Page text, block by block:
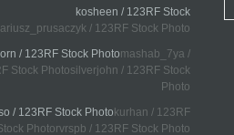
kosheen / 123RF Stock
/ 123RF Stock Photo
/ 123RF Stock Photomashab_7ya /
Stock Photosilverjohn / 123RF Stock
Photo
/ 123RF Stock Photokurhan / 123RF
Photorvrspb / 123RF Stock Photo